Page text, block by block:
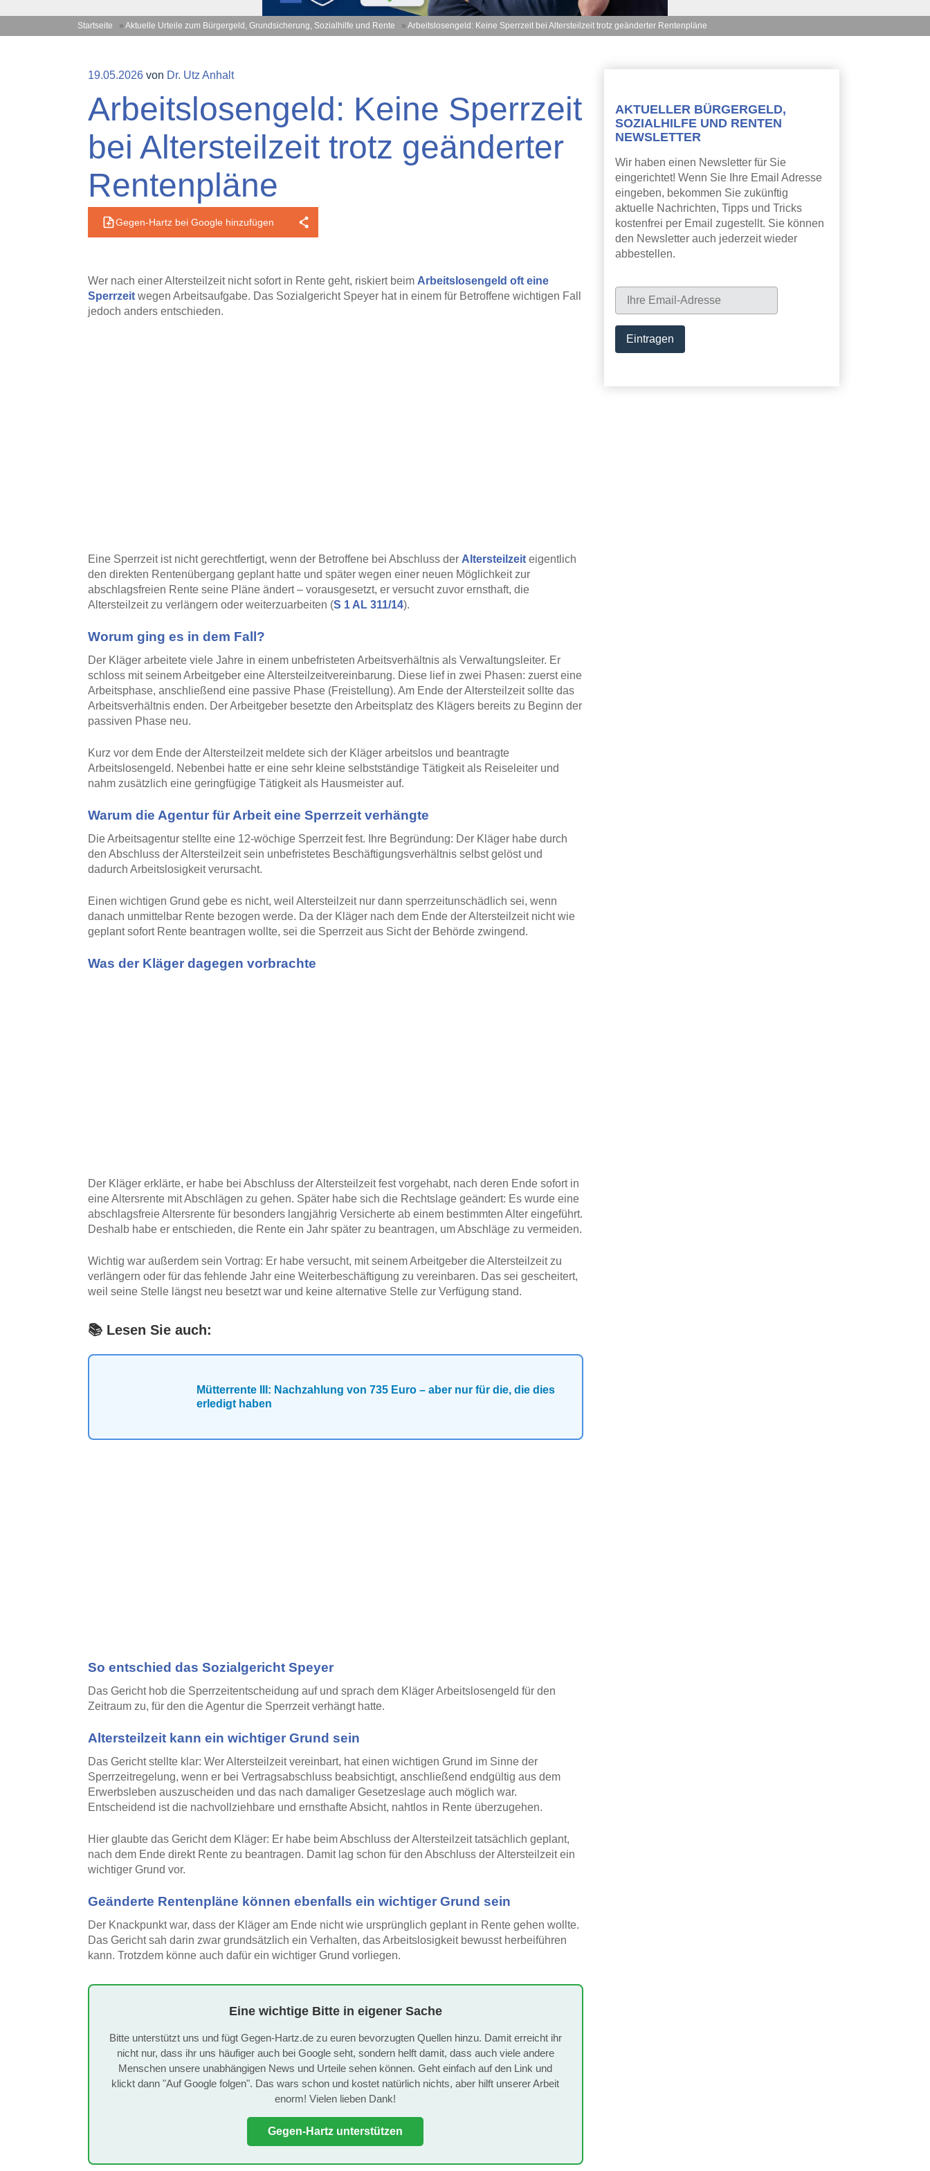
Startseite » Aktuelle Urteile zum Bürgergeld, Grundsicherung, Sozialhilfe und Rente » Arbeitslosengeld: Keine Sperrzeit bei Altersteilzeit trotz geänderter Rentenpläne
Veröffentlicht
19.05.2026 von Dr. Utz Anhalt
Arbeitslosengeld: Keine Sperrzeit
bei Altersteilzeit trotz geänderter
Rentenpläne
Gegen-Hartz bei Google hinzufügen
Wer nach einer Altersteilzeit nicht sofort in Rente geht, riskiert beim Arbeitslosengeld oft eine
Sperrzeit wegen Arbeitsaufgabe. Das Sozialgericht Speyer hat in einem für Betroffene wichtigen Fall
jedoch anders entschieden.
Eine Sperrzeit ist nicht gerechtfertigt, wenn der Betroffene bei Abschluss der Altersteilzeit eigentlich
den direkten Rentenübergang geplant hatte und später wegen einer neuen Möglichkeit zur
abschlagsfreien Rente seine Pläne ändert – vorausgesetzt, er versucht zuvor ernsthaft, die
Altersteilzeit zu verlängern oder weiterzuarbeiten (S 1 AL 311/14).
Worum ging es in dem Fall?
Der Kläger arbeitete viele Jahre in einem unbefristeten Arbeitsverhältnis als Verwaltungsleiter. Er
schloss mit seinem Arbeitgeber eine Altersteilzeitvereinbarung. Diese lief in zwei Phasen: zuerst eine
Arbeitsphase, anschließend eine passive Phase (Freistellung). Am Ende der Altersteilzeit sollte das
Arbeitsverhältnis enden. Der Arbeitgeber besetzte den Arbeitsplatz des Klägers bereits zu Beginn der
passiven Phase neu.
Kurz vor dem Ende der Altersteilzeit meldete sich der Kläger arbeitslos und beantragte
Arbeitslosengeld. Nebenbei hatte er eine sehr kleine selbstständige Tätigkeit als Reiseleiter und
nahm zusätzlich eine geringfügige Tätigkeit als Hausmeister auf.
Warum die Agentur für Arbeit eine Sperrzeit verhängte
Die Arbeitsagentur stellte eine 12-wöchige Sperrzeit fest. Ihre Begründung: Der Kläger habe durch
den Abschluss der Altersteilzeit sein unbefristetes Beschäftigungsverhältnis selbst gelöst und
dadurch Arbeitslosigkeit verursacht.
Einen wichtigen Grund gebe es nicht, weil Altersteilzeit nur dann sperrzeitunschädlich sei, wenn
danach unmittelbar Rente bezogen werde. Da der Kläger nach dem Ende der Altersteilzeit nicht wie
geplant sofort Rente beantragen wollte, sei die Sperrzeit aus Sicht der Behörde zwingend.
Was der Kläger dagegen vorbrachte
Der Kläger erklärte, er habe bei Abschluss der Altersteilzeit fest vorgehabt, nach deren Ende sofort in
eine Altersrente mit Abschlägen zu gehen. Später habe sich die Rechtslage geändert: Es wurde eine
abschlagsfreie Altersrente für besonders langjährig Versicherte ab einem bestimmten Alter eingeführt.
Deshalb habe er entschieden, die Rente ein Jahr später zu beantragen, um Abschläge zu vermeiden.
Wichtig war außerdem sein Vortrag: Er habe versucht, mit seinem Arbeitgeber die Altersteilzeit zu
verlängern oder für das fehlende Jahr eine Weiterbeschäftigung zu vereinbaren. Das sei gescheitert,
weil seine Stelle längst neu besetzt war und keine alternative Stelle zur Verfügung stand.
📚 Lesen Sie auch:
Mütterrente III: Nachzahlung von 735 Euro – aber nur für die, die dies
erledigt haben
So entschied das Sozialgericht Speyer
Das Gericht hob die Sperrzeitentscheidung auf und sprach dem Kläger Arbeitslosengeld für den
Zeitraum zu, für den die Agentur die Sperrzeit verhängt hatte.
Altersteilzeit kann ein wichtiger Grund sein
Das Gericht stellte klar: Wer Altersteilzeit vereinbart, hat einen wichtigen Grund im Sinne der
Sperrzeitregelung, wenn er bei Vertragsabschluss beabsichtigt, anschließend endgültig aus dem
Erwerbsleben auszuscheiden und das nach damaliger Gesetzeslage auch möglich war.
Entscheidend ist die nachvollziehbare und ernsthafte Absicht, nahtlos in Rente überzugehen.
Hier glaubte das Gericht dem Kläger: Er habe beim Abschluss der Altersteilzeit tatsächlich geplant,
nach dem Ende direkt Rente zu beantragen. Damit lag schon für den Abschluss der Altersteilzeit ein
wichtiger Grund vor.
Geänderte Rentenpläne können ebenfalls ein wichtiger Grund sein
Der Knackpunkt war, dass der Kläger am Ende nicht wie ursprünglich geplant in Rente gehen wollte.
Das Gericht sah darin zwar grundsätzlich ein Verhalten, das Arbeitslosigkeit bewusst herbeiführen
kann. Trotzdem könne auch dafür ein wichtiger Grund vorliegen.
Eine wichtige Bitte in eigener Sache
Bitte unterstützt uns und fügt Gegen-Hartz.de zu euren bevorzugten Quellen hinzu. Damit erreicht ihr
nicht nur, dass ihr uns häufiger auch bei Google seht, sondern helft damit, dass auch viele andere
Menschen unsere unabhängigen News und Urteile sehen können. Geht einfach auf den Link und
klickt dann "Auf Google folgen". Das wars schon und kostet natürlich nichts, aber hilft unserer Arbeit
enorm! Vielen lieben Dank!
Gegen-Hartz unterstützen
AKTUELLER BÜRGERGELD,
SOZIALHILFE UND RENTEN
NEWSLETTER
Wir haben einen Newsletter für Sie
eingerichtet! Wenn Sie Ihre Email Adresse
eingeben, bekommen Sie zukünftig
aktuelle Nachrichten, Tipps und Tricks
kostenfrei per Email zugestellt. Sie können
den Newsletter auch jederzeit wieder
abbestellen.